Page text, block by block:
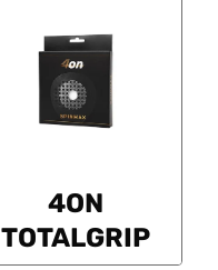
4ON
TOTALGRIP